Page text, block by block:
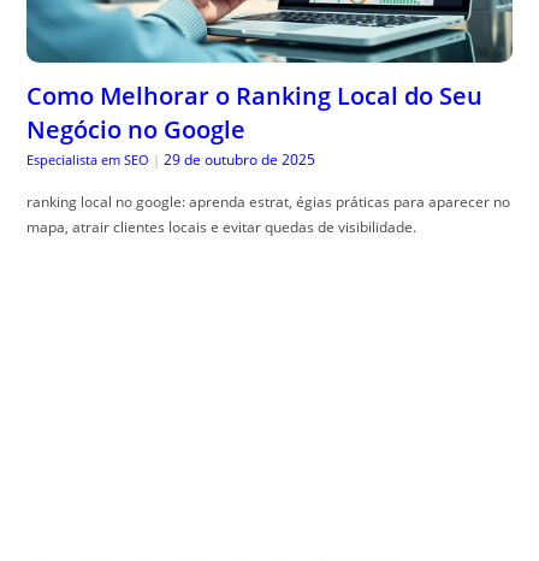
Como Melhorar o Ranking Local do Seu
Negócio no Google
Especialista em SEO | 29 de outubro de 2025
ranking local no google: aprenda estrat, égias práticas para aparecer no
mapa, atrair clientes locais e evitar quedas de visibilidade.